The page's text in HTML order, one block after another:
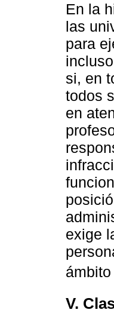
En la
las
para
si, en
todos
en
exige
V.